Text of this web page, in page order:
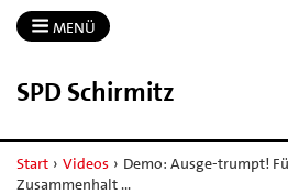
MENÜ
SPD Schirmitz
Start › Videos › Demo: Ausge-trumpt!
Zusammenhalt …